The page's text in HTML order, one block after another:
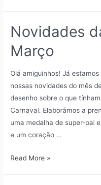
Novidades
Março
Olá amiguinhos! Já
nossas novidades do mês
desenho sobre o que
Carnaval. Elaborámos a
uma medalha de super-pai
e um coração …
Read More »